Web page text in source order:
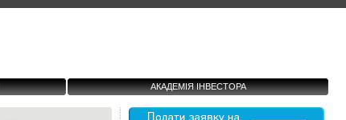
АКАДЕМІЯ ІНВЕСТОРА